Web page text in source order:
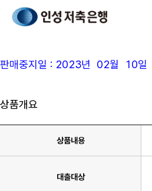
판매중지일 : 2023년 02월 10일
상품개요
상품내용
대출대상